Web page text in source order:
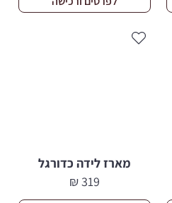
מארז לידה כדורגל
319
₪